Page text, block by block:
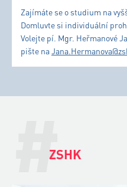
Zajímáte se o studium na
Domluvte si individuální
Volejte pí. Mgr. Heřmanové
pište na
#
ZSHK